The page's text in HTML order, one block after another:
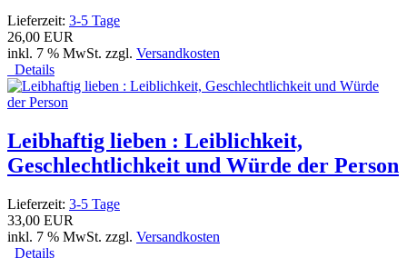
Lieferzeit: 3-5 Tage
26,00 EUR
inkl. 7 % MwSt. zzgl. Versandkosten
Details
Leibhaftig lieben : Leiblichkeit,
Geschlechtlichkeit und Würde der Person
Lieferzeit: 3-5 Tage
33,00 EUR
inkl. 7 % MwSt. zzgl. Versandkosten
Details